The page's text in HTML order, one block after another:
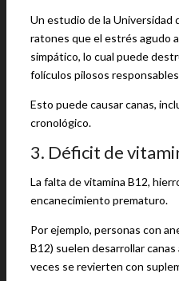
Un estudio de la Universidad
ratones que el estrés agudo
simpático, lo cual puede
folículos pilosos
Esto puede causar canas,
cronológico.
3. Déficit de
La falta de vitamina B12,
encanecimiento prematuro.
Por ejemplo, personas con
B12) suelen desarrollar
veces se revierten con